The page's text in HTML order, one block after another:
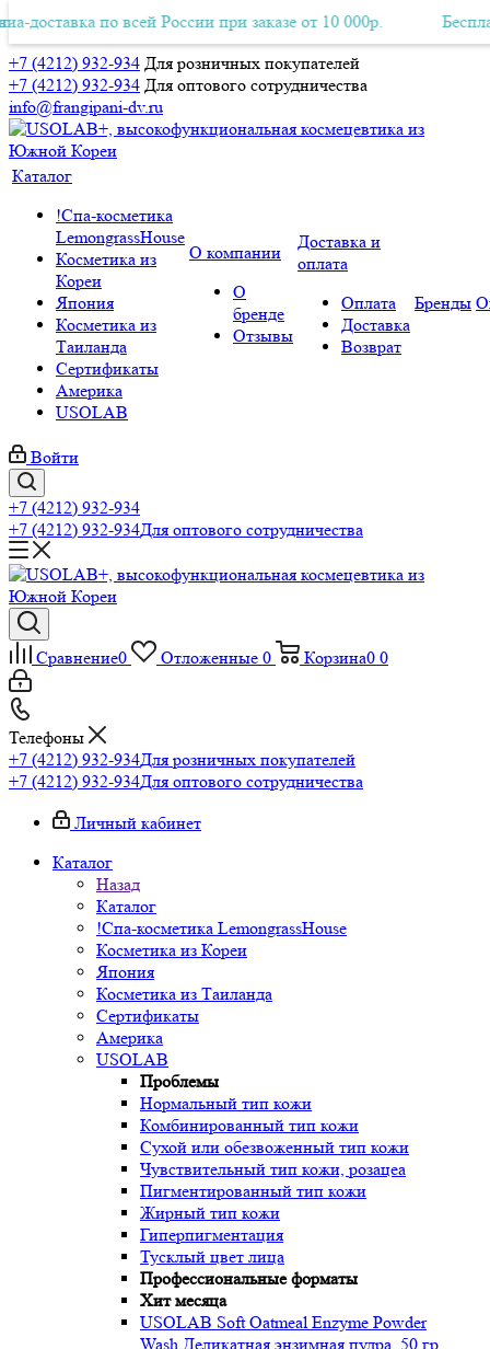
+7 (4212) 932-934 Для розничных покупателей
+7 (4212) 932-934 Для оптового сотрудничества
info@frangipani-dv.ru
Авиа-доставка по всей России при заказе от 10 000р.
по всей России при заказе от 10 000р.
Каталог
!Спа-косметика
LemongrassHouse
Косметика из
Кореи
Япония
Косметика из
Таиланда
Сертификаты
Америка
USOLAB
О компании
О
бренде
Отзывы
Доставка и
оплата
Оплата
Доставка
Возврат
Бренды
Войти
+7 (4212) 932-934
+7 (4212) 932-934Для оптового сотрудничества
Сравнение0 Отложенные 0 Корзина0 0
Телефоны
+7 (4212) 932-934Для розничных покупателей
+7 (4212) 932-934Для оптового сотрудничества
Личный кабинет
Каталог
Назад
Каталог
!Спа-косметика LemongrassHouse
Косметика из Кореи
Япония
Косметика из Таиланда
Сертификаты
Америка
USOLAB
Проблемы
Нормальный тип кожи
Комбинированный тип кожи
Сухой или обезвоженный тип кожи
Чувствительный тип кожи, розацеа
Пигментированный тип кожи
Жирный тип кожи
Гиперпигментация
Тусклый цвет лица
Профессиональные форматы
Хит месяца
USOLAB Soft Oatmeal Enzyme Powder
Wash,Деликатная энзимная пудра, 50 гр